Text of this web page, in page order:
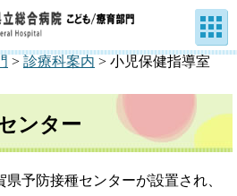
> 診療科案内 > 小児保健指導室
ンター
予防接種センターが設置され、